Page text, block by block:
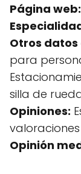
Página web:
Otros
para
silla de
Opiniones:
valoraciones
Opinión